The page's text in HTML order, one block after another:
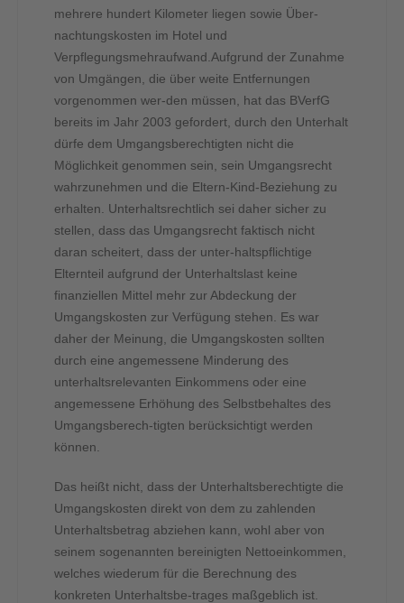
mehrere hundert Kilometer liegen sowie Über-
nachtungskosten im Hotel und
Verpflegungsmehraufwand.Aufgrund der Zunahme
von Umgängen, die über weite Entfernungen
vorgenommen wer-den müssen, hat das BVerfG
bereits im Jahr 2003 gefordert, durch den Unterhalt
dürfe dem Umgangsberechtigten nicht die
Möglichkeit genommen sein, sein Umgangsrecht
wahrzunehmen und die Eltern-Kind-Beziehung zu
erhalten. Unterhaltsrechtlich sei daher sicher zu
stellen, dass das Umgangsrecht faktisch nicht
daran scheitert, dass der unter-haltspflichtige
Elternteil aufgrund der Unterhaltslast keine
finanziellen Mittel mehr zur Abdeckung der
Umgangskosten zur Verfügung stehen. Es war
daher der Meinung, die Umgangskosten sollten
durch eine angemessene Minderung des
unterhaltsrelevanten Einkommens oder eine
angemessene Erhöhung des Selbstbehaltes des
Umgangsberech-tigten berücksichtigt werden
können.
Das heißt nicht, dass der Unterhaltsberechtigte die
Umgangskosten direkt von dem zu zahlenden
Unterhaltsbetrag abziehen kann, wohl aber von
seinem sogenannten bereinigten Nettoeinkommen,
welches wiederum für die Berechnung des
konkreten Unterhaltsbe-trages maßgeblich ist.